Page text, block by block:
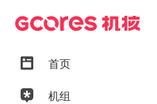
首页
机组